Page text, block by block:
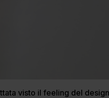
visto il feeling del